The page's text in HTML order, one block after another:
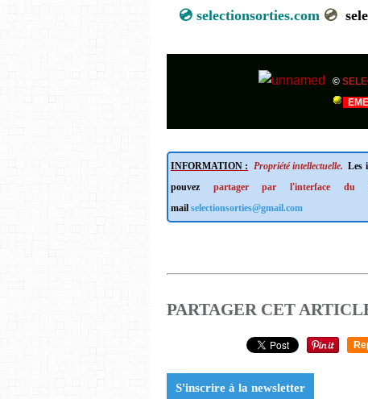
💿selectionsorties.com💿
©
INFORMATION : Propriété intellectuelle. Les
pouvez partager par l'interface du
mail selectionsorties@gmail.com
PARTAGER CET
S'inscrire à la newsletter